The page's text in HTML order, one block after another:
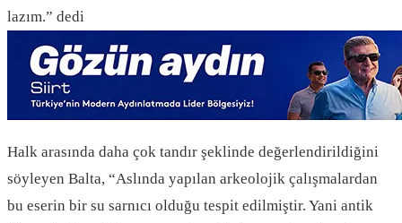
lazım.” dedi
Halk arasında daha çok tandır şeklinde değerlendirildiğini
söyleyen Balta, “Aslında yapılan arkeolojik çalışmalardan
bu eserin bir su sarnıcı olduğu tespit edilmiştir. Yani antik